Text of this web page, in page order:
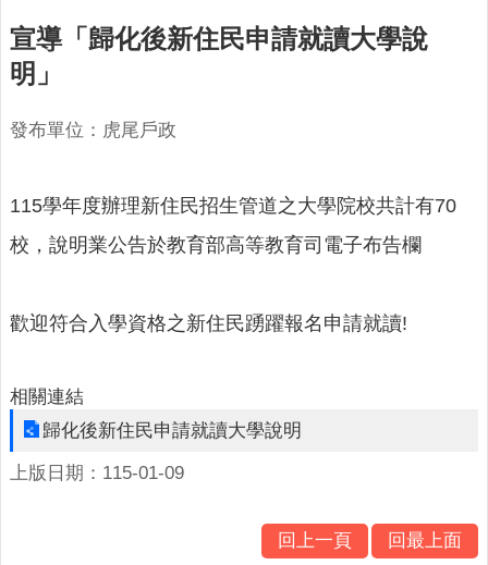
介
便
服
人
統
最
息
公
開
資
宣導「歸化後新住民申請就讀大學說
明」
發布單位：虎尾戶政
115學年度辦理新住民招生管道之大學院校共計有70
校，說明業公告於教育部高等教育司電子布告欄
歡迎符合入學資格之新住民踴躍報名申請就讀!
相關連結
歸化後新住民申請就讀大學說明
上版日期：115-01-09
回上一頁 回最上面